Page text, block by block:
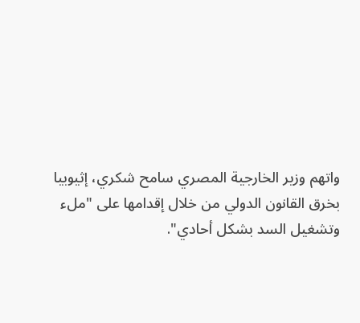
واتهم وزير الخارجية المصري سامح شكري، إثيوبيا
بخرق القانون الدولي من خلال إقدامها على "ملء
وتشغيل السد بشكل أحادي".